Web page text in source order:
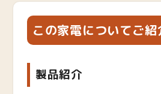
この家電についてご紹
製品紹介